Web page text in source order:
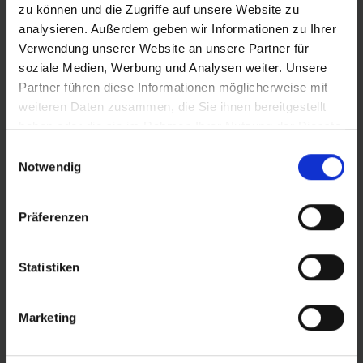
zu können und die Zugriffe auf unsere Website zu
analysieren. Außerdem geben wir Informationen zu Ihrer
Verwendung unserer Website an unsere Partner für
soziale Medien, Werbung und Analysen weiter. Unsere
Partner führen diese Informationen möglicherweise mit
weiteren Daten zusammen, die Sie ihnen bereitgestellt
haben oder die sie im Rahmen Ihrer Nutzung der Dienste
Notwendig
Präferenzen
Statistiken
Marketing
ZUR HÄNDLERSUCHE
KONFIGURATION SPEICHERN
Produktvergleich
FEATURES